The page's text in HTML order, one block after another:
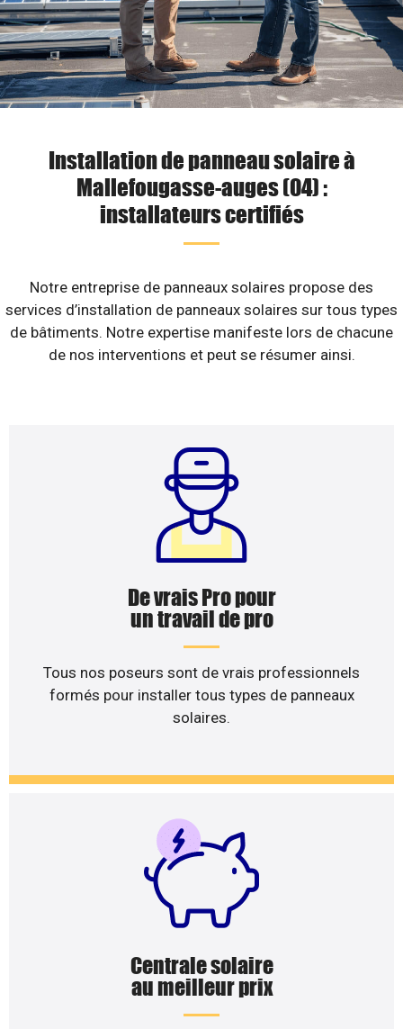
Installation de panneau solaire à
Mallefougasse-auges (04) :
installateurs certifiés
Notre entreprise de panneaux solaires propose des
services d’installation de panneaux solaires sur tous types
de bâtiments. Notre expertise manifeste lors de chacune
de nos interventions et peut se résumer ainsi.
De vrais Pro pour
un travail de pro
Tous nos poseurs sont de vrais professionnels
formés pour installer tous types de panneaux
solaires.
Centrale solaire
au meilleur prix